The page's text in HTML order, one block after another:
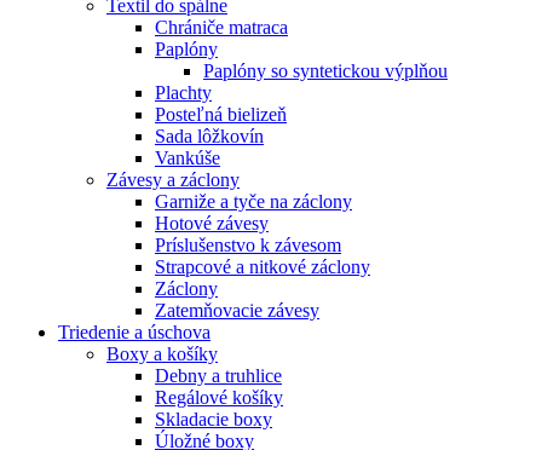
Textil do spálne
Chrániče matraca
Paplóny
Paplóny so syntetickou výplňou
Plachty
Posteľná bielizeň
Sada lôžkovín
Vankúše
Závesy a záclony
Garniže a tyče na záclony
Hotové závesy
Príslušenstvo k závesom
Strapcové a nitkové záclony
Záclony
Zatemňovacie závesy
Triedenie a úschova
Boxy a košíky
Debny a truhlice
Regálové košíky
Skladacie boxy
Úložné boxy